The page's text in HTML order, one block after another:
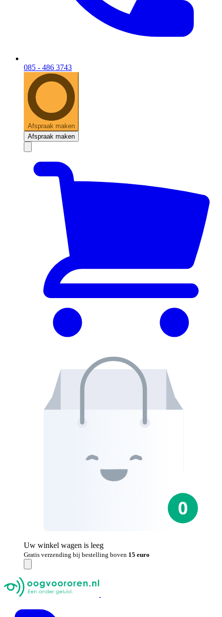
085 - 486 3743
Afspraak maken
Afspraak maken
Uw winkel wagen is leeg
Gratis verzending bij bestelling boven 15 euro